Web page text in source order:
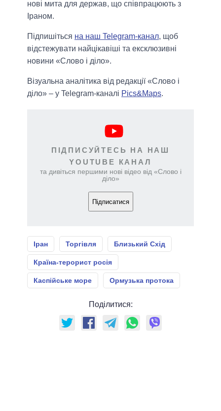
нові мита для держав, що співпрацюють з
Іраном.
Підпишіться на наш Telegram-канал, щоб
відстежувати найцікавіші та ексклюзивні
новини «Слово і діло».
Візуальна аналітика від редакції «Слово і
діло» – у Telegram-каналі Pics&Maps.
ПІДПИСУЙТЕСЬ НА НАШ
YOUTUBE КАНАЛ
та дивіться першими нові відео від «Слово і
діло»
Підписатися
Іран Торгівля Близький Схід
Країна-терорист росія
Каспійське море Ормузька протока
Поділитися: